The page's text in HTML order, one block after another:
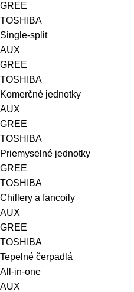
GREE
TOSHIBA
Single-split
AUX
GREE
TOSHIBA
Komerčné jednotky
AUX
GREE
TOSHIBA
Priemyselné jednotky
GREE
TOSHIBA
Chillery a fancoily
AUX
GREE
TOSHIBA
Tepelné čerpadlá
All-in-one
AUX